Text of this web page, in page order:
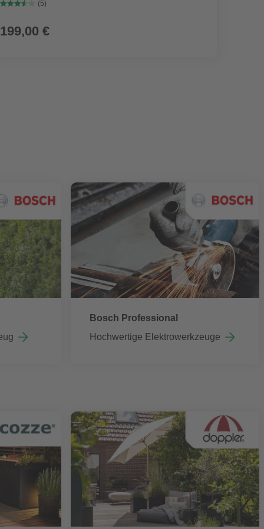
(5)
199,00 €
Bosch Professional
Hochwertige Elektrowerkzeuge